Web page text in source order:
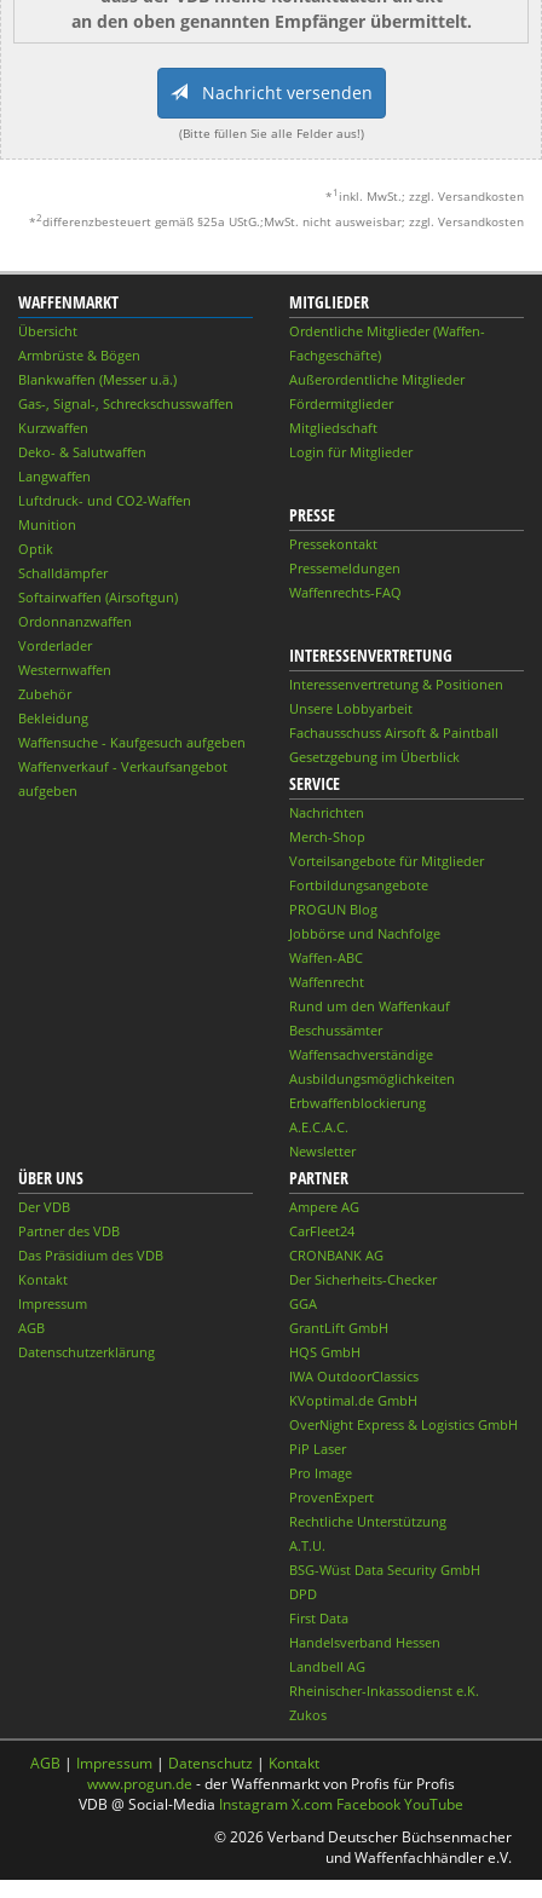
an den oben genannten Empfänger übermittelt.
Nachricht versenden
(Bitte füllen Sie alle Felder aus!)
* 1 inkl. MwSt.; zzgl. Versandkosten
*2differenzbesteuert gemäß §25a UStG.;MwSt. nicht ausweisbar; zzgl. Versandkosten
WAFFENMARKT
Übersicht
Armbrüste & Bögen
Blankwaffen (Messer u.ä.)
Gas-, Signal-, Schreckschusswaffen
Kurzwaffen
Deko- & Salutwaffen
Langwaffen
Luftdruck- und CO2-Waffen
Munition
Optik
Schalldämpfer
Softairwaffen (Airsoftgun)
Ordonnanzwaffen
Vorderlader
Westernwaffen
Zubehör
Bekleidung
Waffensuche - Kaufgesuch aufgeben
Waffenverkauf - Verkaufsangebot
aufgeben
MITGLIEDER
Ordentliche Mitglieder (Waffen-
Fachgeschäfte)
Außerordentliche Mitglieder
Fördermitglieder
Mitgliedschaft
Login für Mitglieder
PRESSE
Pressekontakt
Pressemeldungen
Waffenrechts-FAQ
INTERESSENVERTRETUNG
Interessenvertretung & Positionen
Unsere Lobbyarbeit
Fachausschuss Airsoft & Paintball
Gesetzgebung im Überblick
SERVICE
Nachrichten
Merch-Shop
Vorteilsangebote für Mitglieder
Fortbildungsangebote
PROGUN Blog
Jobbörse und Nachfolge
Waffen-ABC
Waffenrecht
Rund um den Waffenkauf
Beschussämter
Waffensachverständige
Ausbildungsmöglichkeiten
Erbwaffenblockierung
A.E.C.A.C.
Newsletter
ÜBER UNS
Der VDB
Partner des VDB
Das Präsidium des VDB
Kontakt
Impressum
AGB
Datenschutzerklärung
PARTNER
Ampere AG
CarFleet24
CRONBANK AG
Der Sicherheits-Checker
GGA
GrantLift GmbH
HQS GmbH
IWA OutdoorClassics
KVoptimal.de GmbH
OverNight Express & Logistics GmbH
PiP Laser
Pro Image
ProvenExpert
Rechtliche Unterstützung
A.T.U.
BSG-Wüst Data Security GmbH
DPD
First Data
Handelsverband Hessen
Landbell AG
Rheinischer-Inkassodienst e.K.
Zukos
AGB | Impressum | Datenschutz | Kontakt
www.progun.de - der Waffenmarkt von Profis für Profis
VDB @ Social-Media InstagramX.com FacebookYouTube
© 2026 Verband Deutscher Büchsenmacher
und Waffenfachhändler e.V.